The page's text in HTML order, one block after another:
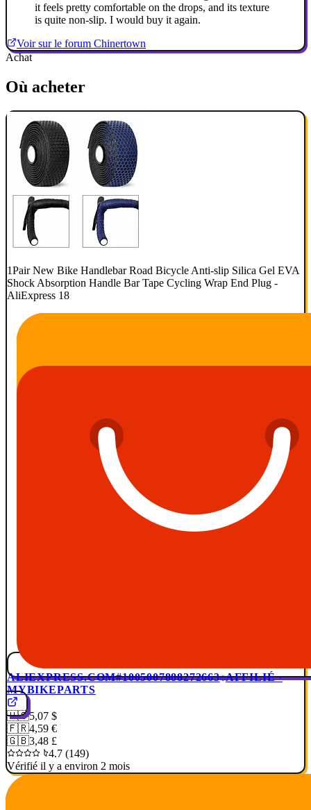
it feels pretty comfortable on the drops, and its texture
is quite non-slip. I would buy it again.
Voir sur le forum Chinertown
Achat
Où acheter
1Pair New Bike Handlebar Road Bicycle Anti-slip Silica Gel EVA
Shock Absorption Handle Bar Tape Cycling Wrap End Plug -
AliExpress 18
ALIEXPRESS.COM#1005007888272663 AFFILIÉ ·
MYBIKEPARTS
🇺🇸5,07 $
🇫🇷4,59 €
🇬🇧3,48 £
4.7 (149)
Vérifié il y a environ 2 mois